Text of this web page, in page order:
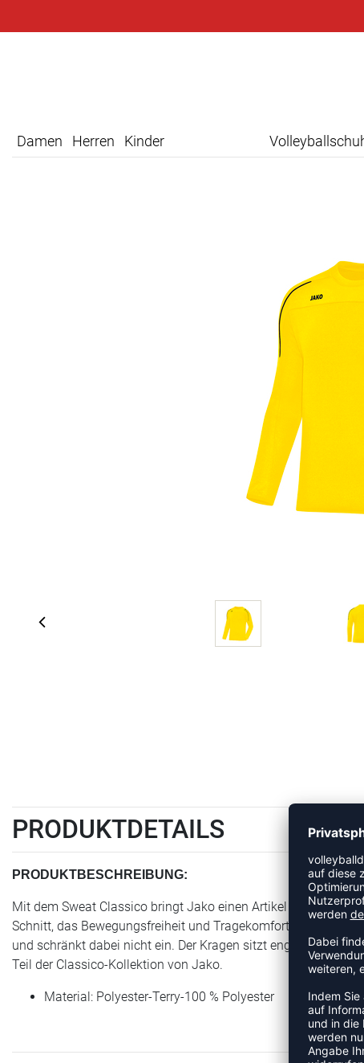
Damen Herren Kinder
PRODUKTDETAILS
PRODUKTBESCHREIBUNG:
Mit dem Sweat Classico bringt Jako einen Artikel der
Schnitt, das Bewegungsfreiheit und Tragekomfort in den
und schränkt dabei nicht ein. Der Kragen sitzt eng an und
Teil der Classico-Kollektion von Jako.
Material: Polyester-Terry-100 % Polyester